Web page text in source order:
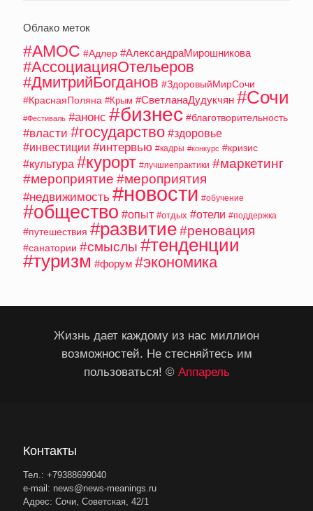
Облако меток
#АМОС #Адлер #АлександраМирошникова
#АссоциацияОтельеров
#ДмитрийБогданов #ЗдоровыйМирСочи
#КраснаяПоляна #Крым #СветланаДудукчян #Сочи
#Фестиваль #анонс #бизнес #благотворительность
#власти #государство #здоровье
#инвестиции #интервью #кадры #конкурс #кризис
#культура #курорт #лучшиепрактики #маркетинг
#мероприятие #мероприятия
#недвижимость #новости #обучение
#общество #опыт #отдых #отели #поддержка
#путешествия #развитие#реновация
#санатории #смыслы #тенденции
#туризм #форум #экономика
Жизнь дает каждому из нас миллион
возможностей. Не стесняйтесь им
пользоваться! © Аппарель
Контакты
Тел.: +79388699040
e-mail: news@news-meanings.ru
Адрес: Сочи, Советская, 42/1